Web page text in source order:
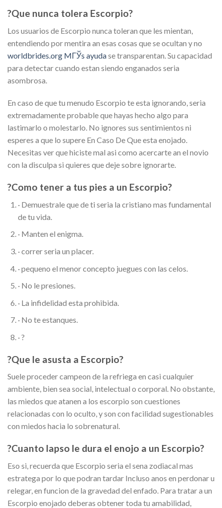
?Que nunca tolera Escorpio?
Los usuarios de Escorpio nunca toleran que les mientan,
entendiendo por mentira an esas cosas que se ocultan y no
worldbrides.org MГЎs ayudase transparentan. Su capacidad
para detectar cuando estan siendo enganados seri­a
asombrosa.
En caso de que tu menudo Escorpio te esta ignorando, seri­a
extremadamente probable que hayas hecho algo para
lastimarlo o molestarlo. No ignores sus sentimientos ni
esperes a que lo supere En Caso De Que esta enojado.
Necesitas ver que hiciste mal asi­ como acercarte an el novio
con la disculpa si quieres que deje sobre ignorarte.
?Como tener a tus pies a un Escorpio?
· Demuestrale que de ti seri­a la cristiano mas fundamental
de tu vida.
· Manten el enigma.
· correr seri­a un placer.
· pequeno el menor concepto juegues con las celos.
· No le presiones.
· La infidelidad esta prohibida.
· No te estanques.
· ?
?Que le asusta a Escorpio?
Suele proceder campeon de la refriega en casi cualquier
ambiente, bien sea social, intelectual o corporal. No obstante,
las miedos que atanen a los escorpio son cuestiones
relacionadas con lo oculto, y son con facilidad sugestionables
con miedos hacia lo sobrenatural.
?Cuanto lapso le dura el enojo a un Escorpio?
Eso si, recuerda que Escorpio seri­a el sena zodiacal mas
estratega por lo que podran tardar Incluso anos en perdonar u
relegar, en funcion de la gravedad del enfado. Para tratar a un
Escorpio enojado deberas obtener toda tu amabilidad,